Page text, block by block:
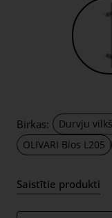
Birkas:
Durvju
OLIVARI Bios L205
Saistītie produkti